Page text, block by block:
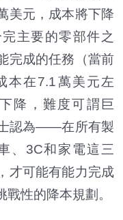
美元，成本將下降
主要的零部件之
完成的任務（當前
本在7.1萬美元左
降，難度可謂巨
認為——在所有製
、3C和家電這三
才可能有能力完成
性的降本規劃。